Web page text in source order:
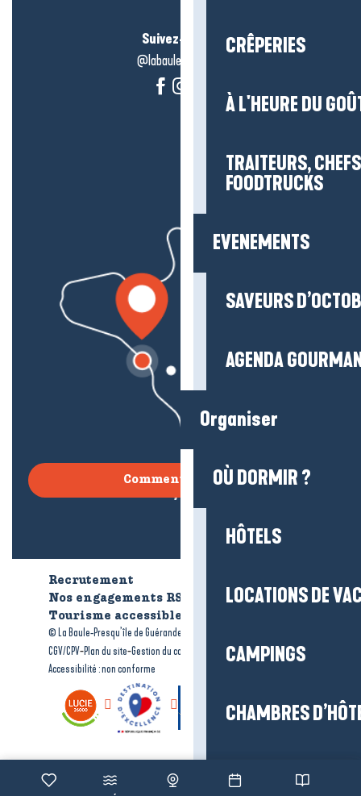
CRÊPERIES
À L'HEURE DU
TRAITEURS,
FOODTRUCKS
EVENEMENTS
SAVEURS
AGENDA
Organiser
OÙ DORMIR ?
HÔTELS
LOCATIONS DE
CAMPINGS
CHAMBRES
VILLAGES ET
Suivez-nous !
@labauleguérande
Comment venir ?
Recrutement
Nos engagements RSE
Tourisme accessible
© La Baule-Presqu’île de Guérande tourisme
CGV/CPV-Plan du site-Gestion du consentement-
Accessibilité : non conforme